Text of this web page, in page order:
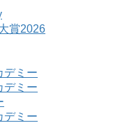
賞2026
デミー
デミー
デミー